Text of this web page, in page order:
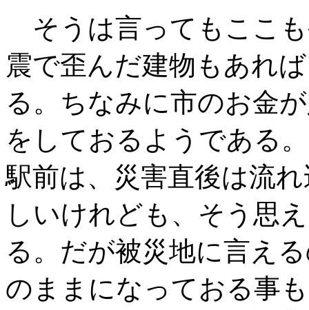
そうは言ってもここ
震で歪んだ建物もあれ
る。ちなみに市のお金
をしておるようである。
駅前は、災害直後は流
しいけれども、そう思
る。だが被災地に言え
のままになっておる事